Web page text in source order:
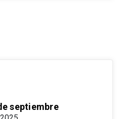
septiembre